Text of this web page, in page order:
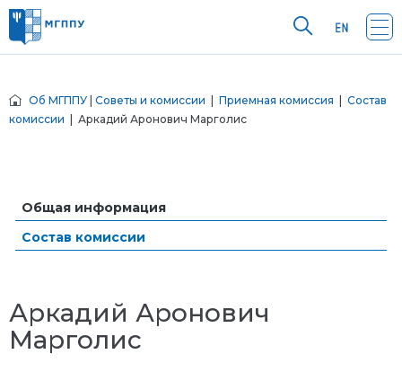
Об МГППУ Советы и комиссии Приемная комиссия
Состав
комиссии | Аркадий Аронович Марголис
Общая информация
Состав комиссии
Аркадий Аронович
Марголис